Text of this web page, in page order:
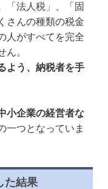
「法人税」、「固
さんの種類の税金
人がすべてを完全
ん。
よう、納税者を手
小企業の経営者な
一つとなっていま
た結果